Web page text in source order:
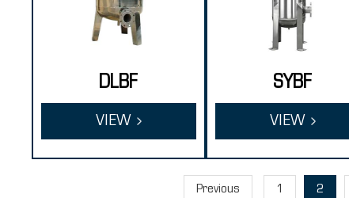
DLBF
VIEW
SYBF
VIEW
Previous 1 2